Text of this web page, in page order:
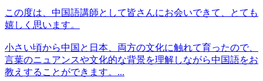
この度は、中国語講師として皆さんにお会いできて、とても
嬉しく思います。
小さい頃から中国と日本、両方の文化に触れて育ったので、
言葉のニュアンスや文化的な背景を理解しながら中国語をお
教えすることができます。...